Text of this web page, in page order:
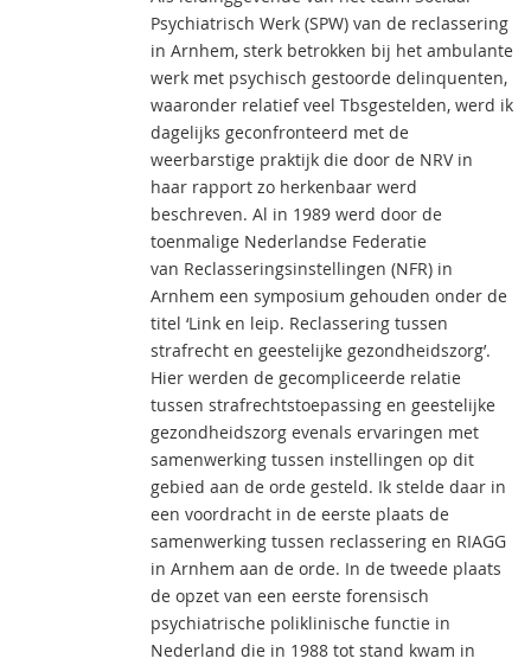
Psychiatrisch Werk (SPW) van de reclassering
in Arnhem, sterk betrokken bij het ambulante
werk met psychisch gestoorde delinquenten,
waaronder relatief veel Tbsgestelden, werd ik
dagelijks geconfronteerd met de
weerbarstige praktijk die door de NRV in
haar rapport zo herkenbaar werd
beschreven. Al in 1989 werd door de
toenmalige Nederlandse Federatie
van Reclasseringsinstellingen (NFR) in
Arnhem een symposium gehouden onder de
titel ‘Link en leip. Reclassering tussen
strafrecht en geestelijke gezondheidszorg’.
Hier werden de gecompliceerde relatie
tussen strafrechtstoepassing en geestelijke
gezondheidszorg evenals ervaringen met
samenwerking tussen instellingen op dit
gebied aan de orde gesteld. Ik stelde daar in
een voordracht in de eerste plaats de
samenwerking tussen reclassering en RIAGG
in Arnhem aan de orde. In de tweede plaats
de opzet van een eerste forensisch
psychiatrische poliklinische functie in
Nederland die in 1988 tot stand kwam in